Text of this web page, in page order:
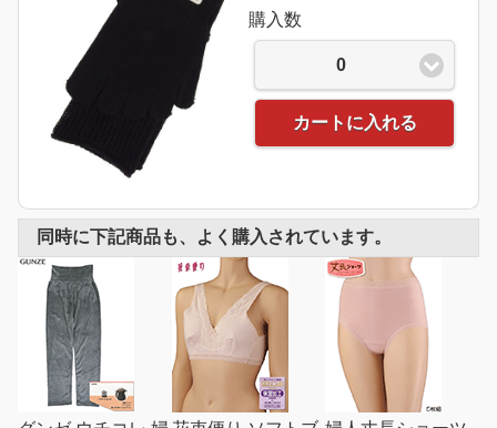
購入数
0
カートに入れる
同時に下記商品も、よく購入されています。